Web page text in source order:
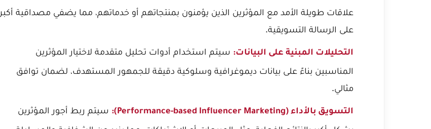
علاقات طويلة الأمد مع المؤثرين الذين يؤمنون بمنتجاتهم أو خدماتهم، مما يضفي مصداقية أكبر
على الرسالة التسويقية.
التحليلات المبنية على البيانات: سيتم استخدام أدوات تحليل متقدمة لاختيار المؤثرين
المناسبين بناءً على بيانات ديموغرافية وسلوكية دقيقة للجمهور المستهدف، لضمان توافق
مثالي.
التسويق بالأداء (Performance-based Influencer Marketing):
سيتم ربط أجور المؤثرين